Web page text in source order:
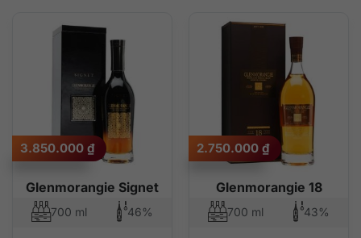
thấp đến cao
cao đến thấp
Glenmorangie Signet
3.850.000 ₫
700 ml 46%
Glenmorangie 18
2.750.000 ₫
700 ml 43%